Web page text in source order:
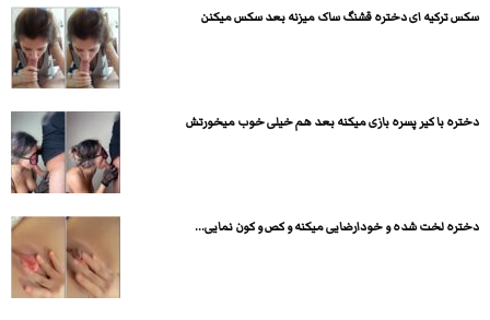
سکس ترکیه ای دختره قشنگ ساک میزنه بعد سکس میکنن
دختره با کیر پسره بازی میکنه بعد هم خیلی خوب میخورتش
دختره لخت شده و خودارضایی میکنه و کص و کون نمایی...